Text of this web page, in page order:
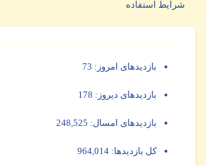
شرایط استفاده
بازدیدهای امروز: 73
بازدیدهای دیروز: 178
بازدیدهای امسال: 248,525
کل بازدیدها: 964,014